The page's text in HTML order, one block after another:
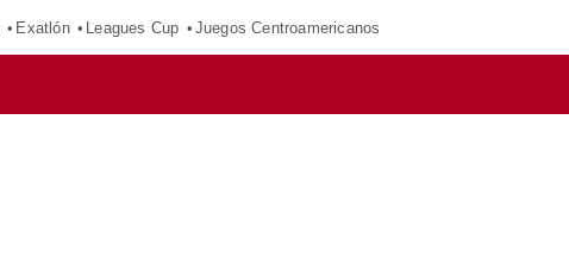
Exatlón Leagues Cup Juegos Centroamericanos